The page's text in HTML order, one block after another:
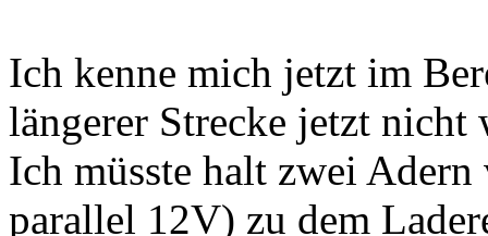
Ich kenne mich jetzt im
längerer Strecke jetzt
Ich müsste halt zwei
parallel 12V) zu dem